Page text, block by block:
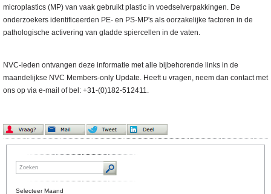
microplastics (MP) van vaak gebruikt plastic in voedselverpakkingen. De
onderzoekers identificeerden PE- en PS-MP's als oorzakelijke factoren in de
pathologische activering van gladde spiercellen in de vaten.
NVC-leden ontvangen deze informatie met alle bijbehorende links in de
maandelijkse NVC Members-only Update. Heeft u vragen, neem dan contact met
ons op via e-mail of bel: +31-(0)182-512411.
Selecteer Maand